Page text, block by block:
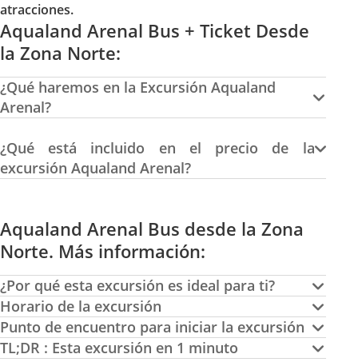
atracciones.
Aqualand Arenal Bus + Ticket Desde
la Zona Norte:
¿Qué haremos en la Excursión Aqualand
Arenal?
¿Qué está incluido en el precio de la
excursión Aqualand Arenal?
Aqualand Arenal Bus desde la Zona
Norte. Más información:
¿Por qué esta excursión es ideal para ti?
Horario de la excursión
Punto de encuentro para iniciar la excursión
TL;DR : Esta excursión en 1 minuto